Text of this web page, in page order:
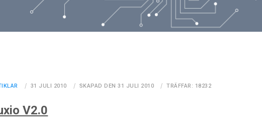
31 JULI 2010 SKAPAD DEN 31 JULI 2010 TRÄFFAR: 18232
V2.0